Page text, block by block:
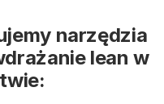
narzędzia
lean w